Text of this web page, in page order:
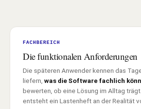
FACHBEREICH
Die funktionalen Anforderungen
Die späteren Anwender kennen das
liefern, was die Software fachlich
bewerten, ob eine Lösung im Alltag
entsteht ein Lastenheft an der Realität